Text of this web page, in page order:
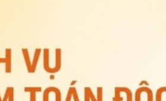
Tổ chức tài chính vi mô
Doanh nghiệp xã hội